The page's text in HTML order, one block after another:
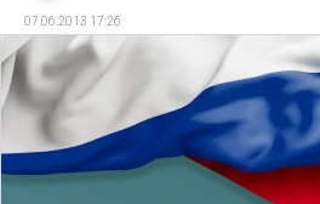
07.06.2013 17:26